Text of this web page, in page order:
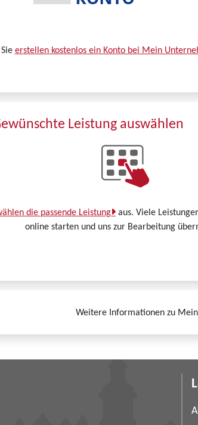
Sie erstellen kostenlos ein Konto bei Mein
Leistung auswählen
die passende Leistung
aus. Viele
online starten und uns zur Bearbeitung
Weitere Informationen zu